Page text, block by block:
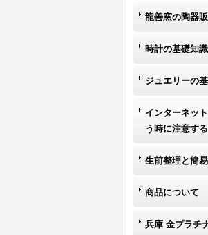
龍善窯の陶器
時計の基礎知識
ジュエリーの
インターネッ
う時に注意す
生前整理と簡
商品について
兵庫 金プラチ